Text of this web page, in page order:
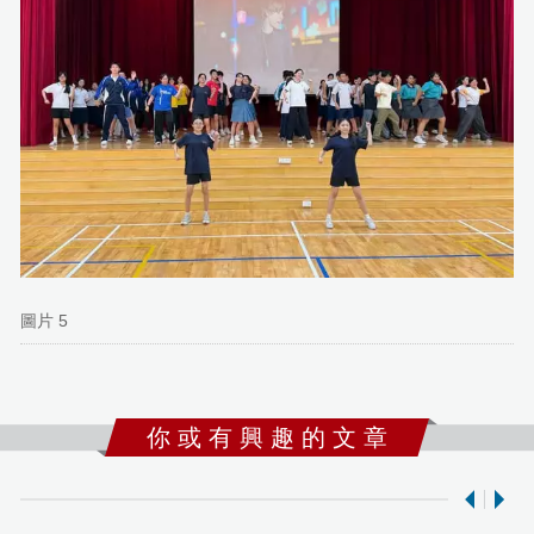
圖片 5
你 或 有 興 趣 的 文 章